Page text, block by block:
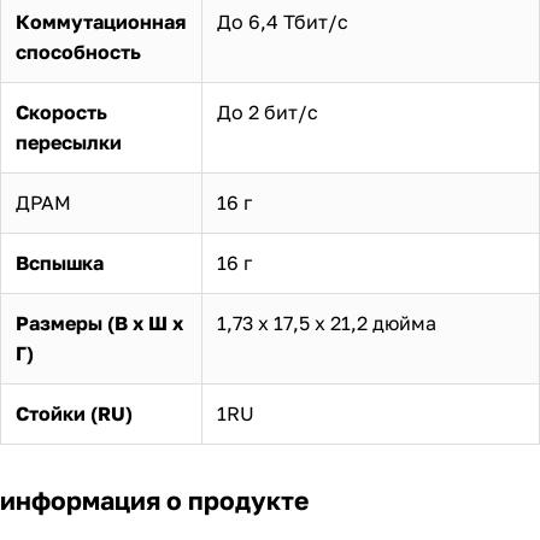
Коммутационная
способность
До 6,4 Тбит/с
Скорость
пересылки
До 2 бит/с
ДРАМ 16 г
Вспышка 16 г
Размеры (В х Ш х
Г)
1,73 х 17,5 х 21,2 дюйма
Стойки (RU) 1RU
информация о продукте